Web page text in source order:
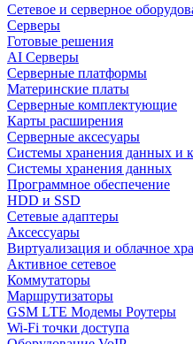
Сетевое и серверное
Cерверы
Готовые решения
AI Серверы
Серверные платформы
Материнские платы
Серверные комплектующие
Карты расширения
Серверные аксесуары
Системы хранения данных и
Системы хранения данных
Программное обеспечение
HDD и SSD
Сетевые адаптеры
Аксессуары
Виртуализация и облачное
Активное сетевое
Коммутаторы
Маршрутизаторы
GSM LTE Модемы Роутеры
Wi-Fi точки доступа